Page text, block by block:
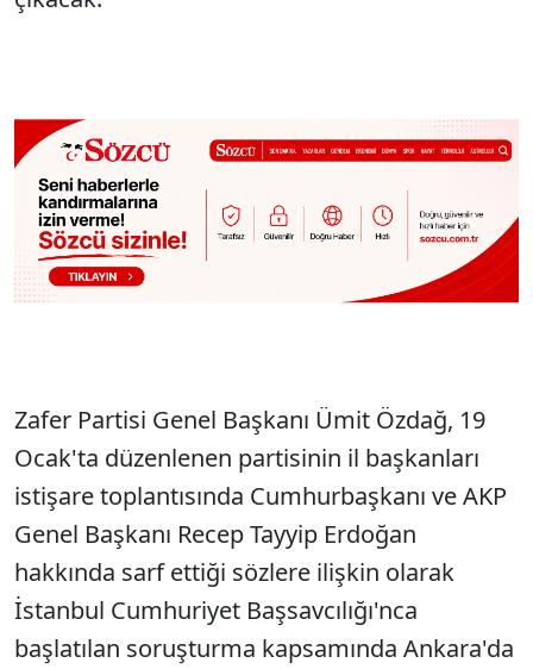
Zafer Partisi Genel Başkanı Ümit Özdağ, 19
Ocak'ta düzenlenen partisinin il başkanları
istişare toplantısında Cumhurbaşkanı ve AKP
Genel Başkanı Recep Tayyip Erdoğan
hakkında sarf ettiği sözlere ilişkin olarak
İstanbul Cumhuriyet Başsavcılığı'nca
başlatılan soruşturma kapsamında Ankara'da